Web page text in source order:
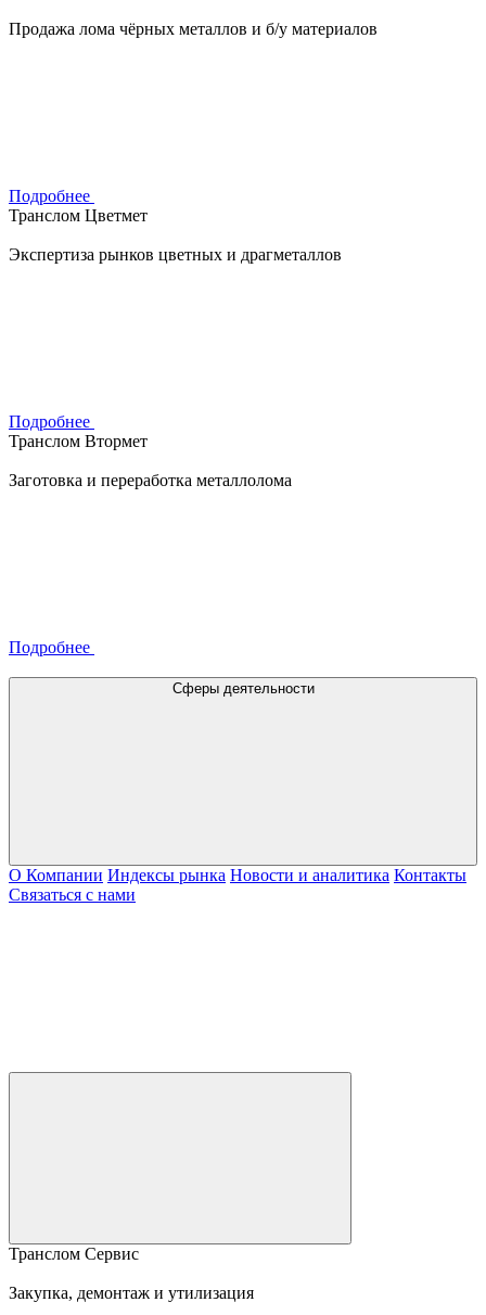
Продажа лома чёрных металлов и б/у материалов
Подробнее
Транслом Цветмет
Экспертиза рынков цветных и драгметаллов
Подробнее
Транслом Втормет
Заготовка и переработка металлолома
Подробнее
Сферы деятельности
О Компании Индексы рынка Новости и аналитика Контакты
Связаться с нами
Транслом Сервис
Закупка, демонтаж и утилизация